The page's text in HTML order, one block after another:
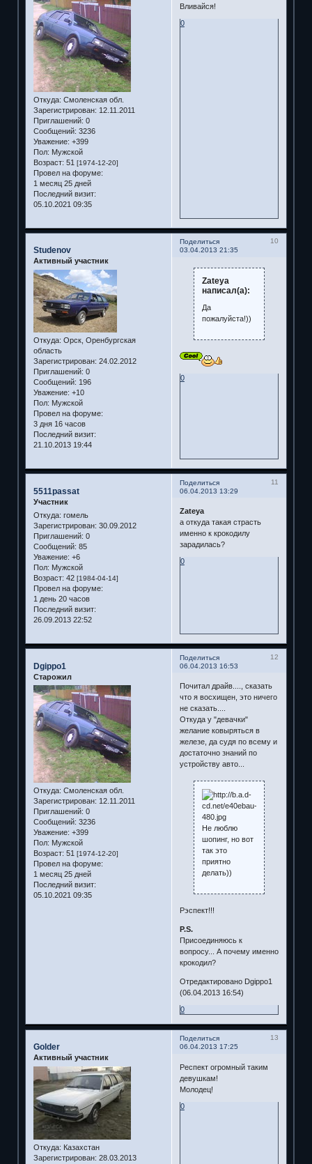
Откуда: Смоленская обл.
Зарегистрирован: 12.11.2011
Приглашений: 0
Сообщений: 3236
Уважение: +399
Пол: Мужской
Возраст: 51 [1974-12-20]
Провел на форуме:
1 месяц 25 дней
Последний визит:
05.10.2021 09:35
Вливайся!
0
Поделиться
10
03.04.2013 21:35
Studenov
Активный участник
Откуда: Орск, Оренбургская
область
Зарегистрирован: 24.02.2012
Приглашений: 0
Сообщений: 196
Уважение: +10
Пол: Мужской
Провел на форуме:
3 дня 16 часов
Последний визит:
21.10.2013 19:44
Zateya
написал(а):
Да
пожалуйста!))
0
Поделиться
11
06.04.2013 13:29
5511passat
Участник
Откуда: гомель
Зарегистрирован: 30.09.2012
Приглашений: 0
Сообщений: 85
Уважение: +6
Пол: Мужской
Возраст: 42 [1984-04-14]
Провел на форуме:
1 день 20 часов
Последний визит:
26.09.2013 22:52
Zateya
а откуда такая страсть
именно к крокодилу
зарадилась?
0
Поделиться
12
06.04.2013 16:53
Dgippo1
Старожил
Откуда: Смоленская обл.
Зарегистрирован: 12.11.2011
Приглашений: 0
Сообщений: 3236
Уважение: +399
Пол: Мужской
Возраст: 51 [1974-12-20]
Провел на форуме:
1 месяц 25 дней
Последний визит:
05.10.2021 09:35
Почитал драйв...., сказать
что я восхищен, это ничего
не сказать....
Откуда у "девачки"
желание ковыряться в
железе, да судя по всему и
достаточно знаний по
устройству авто...
Не люблю
шопинг, но вот
так это
приятно
делать))
Рэспект!!!
P.S.
Присоединяюсь к
вопросу... А почему именно
крокодил?
Отредактировано Dgippo1
(06.04.2013 16:54)
0
Поделиться
13
06.04.2013 17:25
Golder
Активный участник
Откуда: Казахстан
Зарегистрирован: 28.03.2013
Респект огромный таким
девушкам!
Молодец!
0